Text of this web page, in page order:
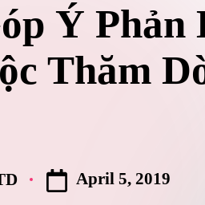
Ý
Thăm
April 5, 2019